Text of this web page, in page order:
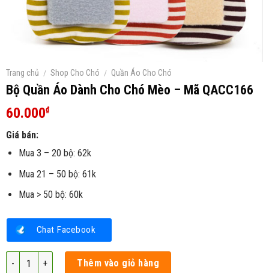
Trang chủ / Shop Cho Chó / Quần Áo Cho Chó
Bộ Quần Áo Dành Cho Chó Mèo – Mã QACC166
60.000₫
Giá bán:
Mua 3 – 20 bộ: 62k
Mua 21 – 50 bộ: 61k
Mua > 50 bộ: 60k
Chat Facebook
Bộ Quần Áo Dành Cho Chó Mèo – Mã QACC166 số lượng
Thêm vào giỏ hàng